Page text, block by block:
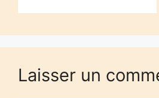
Laisser un